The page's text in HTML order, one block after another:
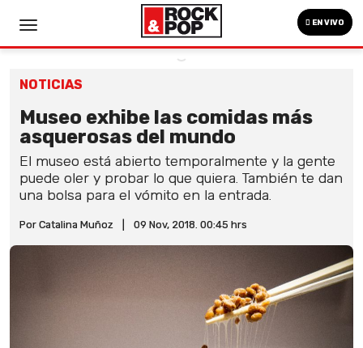
EN VIVO
NOTICIAS
Museo exhibe las comidas más
asquerosas del mundo
El museo está abierto temporalmente y la gente
puede oler y probar lo que quiera. También te dan
una bolsa para el vómito en la entrada.
Por Catalina Muñoz 09 Nov, 2018. 00:45 hrs